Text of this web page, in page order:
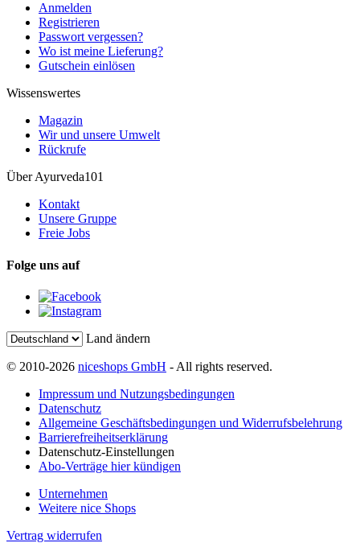
Anmelden
Registrieren
Passwort vergessen?
Wo ist meine Lieferung?
Gutschein einlösen
Wissenswertes
Magazin
Wir und unsere Umwelt
Rückrufe
Über Ayurveda101
Kontakt
Unsere Gruppe
Freie Jobs
Folge uns auf
Land ändern
© 2010-2026 niceshops GmbH - All rights reserved.
Impressum und Nutzungsbedingungen
Datenschutz
Allgemeine Geschäftsbedingungen und Widerrufsbelehrung
Barrierefreiheitserklärung
Datenschutz-Einstellungen
Abo-Verträge hier kündigen
Unternehmen
Weitere nice Shops
Vertrag widerrufen